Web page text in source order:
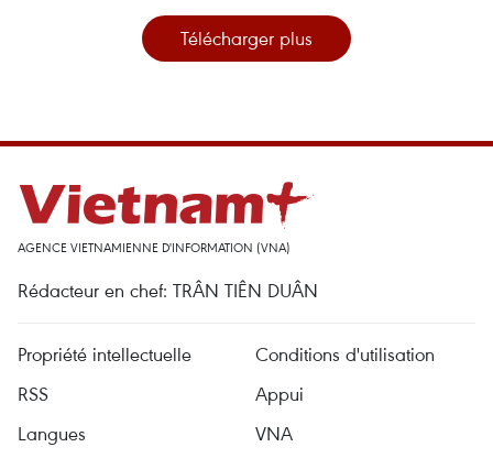
Télécharger plus
AGENCE VIETNAMIENNE D'INFORMATION (VNA)
Rédacteur en chef: TRÂN TIÊN DUÂN
Propriété intellectuelle
Conditions d'utilisation
RSS
Appui
Langues
VNA